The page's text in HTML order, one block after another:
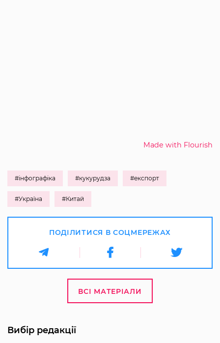
Made with Flourish
#інфографіка #кукурудза #експорт
#Україна #Китай
ПОДІЛИТИСЯ В СОЦМЕРЕЖАХ
ВСІ МАТЕРІАЛИ
Вибір редакції